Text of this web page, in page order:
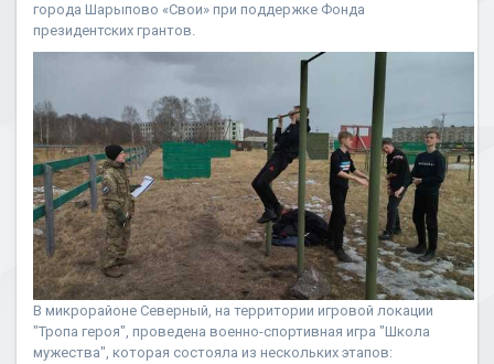
города Шарыпово «Свои» при поддержке Фонда
президентских грантов.
В микрорайоне Северный, на территории игровой локации
"Тропа героя", проведена военно-спортивная игра "Школа
мужества", которая состояла из нескольких этапов: